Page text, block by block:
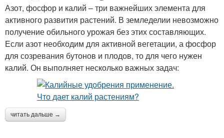
Азот, фосфор и калий – три важнейших элемента для
активного развития растений. В земледелии невозможно
получение обильного урожая без этих составляющих.
Если азот необходим для активной вегетации, а фосфор
для созревания бутонов и плодов, то для чего нужен
калий. Он выполняет несколько важных задач:
читать дальше →